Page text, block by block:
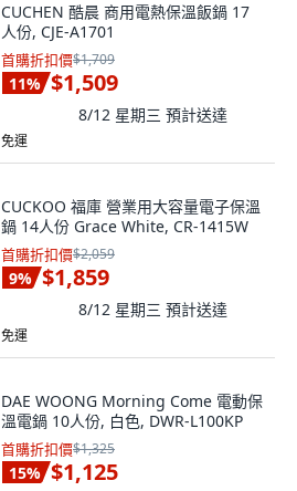
CUCHEN 酷晨 商用電熱保溫飯鍋 17
人份, CJE-A1701
首購折扣價$1,709
11% $1,509
8/12 星期三 預計送達
免運
CUCKOO 福庫 營業用大容量電子保溫
鍋 14人份 Grace White, CR-1415W
首購折扣價$2,059
9% $1,859
8/12 星期三 預計送達
免運
DAE WOONG Morning Come 電動保
溫電鍋 10人份, 白色, DWR-L100KP
首購折扣價$1,325
15% $1,125